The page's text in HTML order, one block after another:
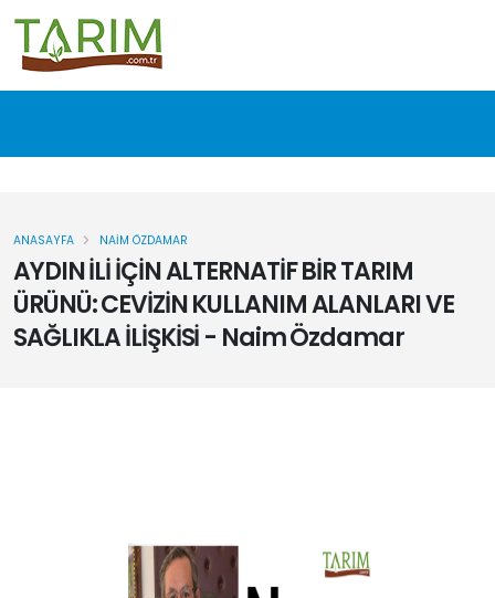
AYDIN İLİ İÇİN ALTERNATİF BİR TARIM
ÜRÜNÜ: CEVİZİN KULLANIM ALANLARI VE
SAĞLIKLA İLİŞKİSİ - Naim Özdamar
ANASAYFA NAIM ÖZDAMAR